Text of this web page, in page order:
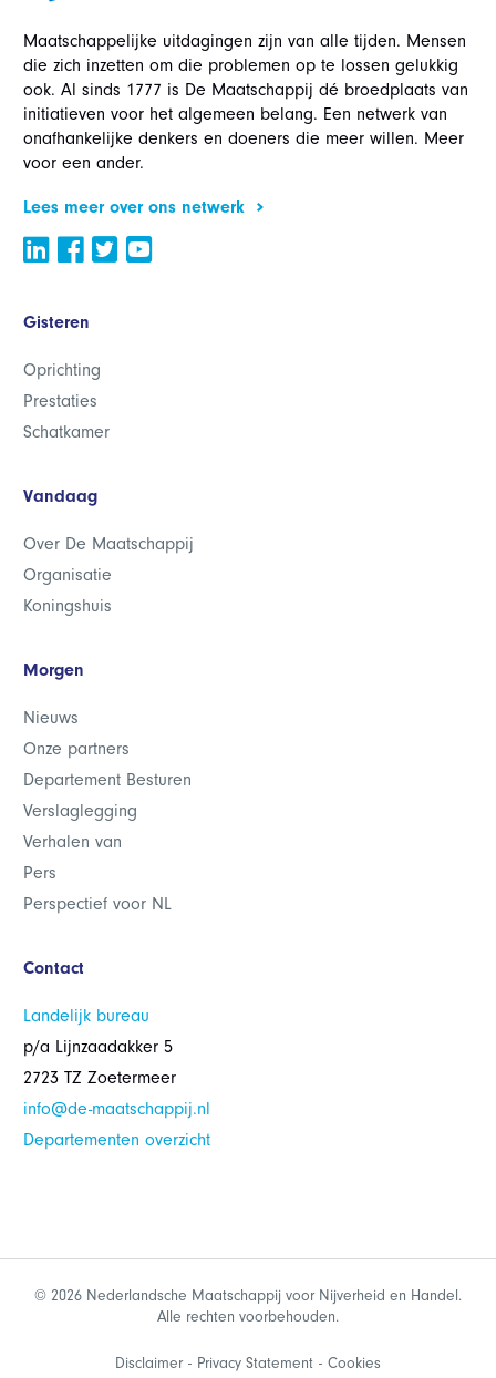
Maatschappelijke uitdagingen zijn van alle tijden. Mensen
die zich inzetten om die problemen op te lossen gelukkig
ook. Al sinds 1777 is De Maatschappij dé broedplaats van
initiatieven voor het algemeen belang. Een netwerk van
onafhankelijke denkers en doeners die meer willen. Meer
voor een ander.
Lees meer over ons netwerk
Gisteren
Oprichting
Prestaties
Schatkamer
Vandaag
Over De Maatschappij
Organisatie
Koningshuis
Morgen
Nieuws
Onze partners
Departement Besturen
Verslaglegging
Verhalen van
Pers
Perspectief voor NL
Contact
Landelijk bureau
p/a Lijnzaadakker 5
2723 TZ Zoetermeer
info@de-maatschappij.nl
Departementen overzicht
© 2026 Nederlandsche Maatschappij voor Nijverheid en Handel.
Alle rechten voorbehouden.
Disclaimer Privacy Statement Cookies